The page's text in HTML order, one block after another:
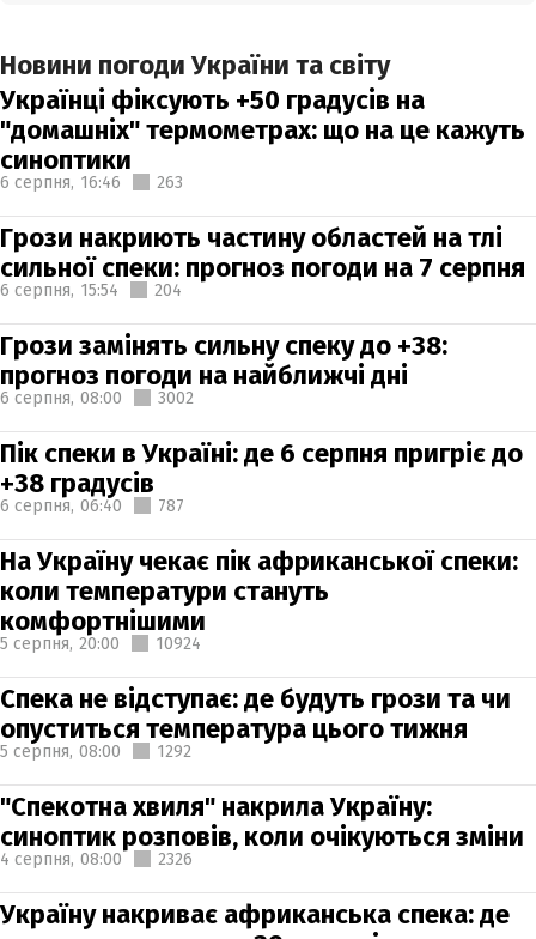
Новини погоди України та світу
Українці фіксують +50 градусів на
"домашніх" термометрах: що на це кажуть
синоптики
6 серпня, 16:46 263
Грози накриють частину областей на тлі
сильної спеки: прогноз погоди на 7 серпня
6 серпня, 15:54 204
Грози замінять сильну спеку до +38:
прогноз погоди на найближчі дні
6 серпня, 08:00 3002
Пік спеки в Україні: де 6 серпня пригріє до
+38 градусів
6 серпня, 06:40 787
На Україну чекає пік африканської спеки:
коли температури стануть
комфортнішими
5 серпня, 20:00 10924
Спека не відступає: де будуть грози та чи
опуститься температура цього тижня
5 серпня, 08:00 1292
"Спекотна хвиля" накрила Україну:
синоптик розповів, коли очікуються зміни
4 серпня, 08:00 2326
Україну накриває африканська спека: де